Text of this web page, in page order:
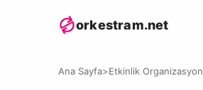
orkestram.net
Ana Sayfa>Etkinlik Organizasyon